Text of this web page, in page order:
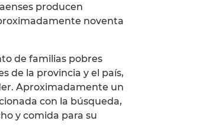
producen
noventa
de familias pobres
de la provincia y el país,
Aproximadamente un
con la búsqueda,
y comida para su